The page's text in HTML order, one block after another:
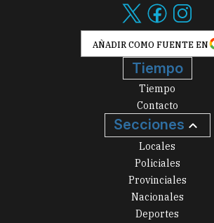
AÑADIR COMO FUENTE EN
Tiempo
Tiempo
Contacto
Secciones
Locales
Policiales
Provinciales
Nacionales
Deportes